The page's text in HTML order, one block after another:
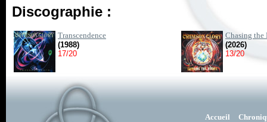
Discographie :
Transcendence
(1988)
17/20
Chasing the
(2026)
13/20
Accueil